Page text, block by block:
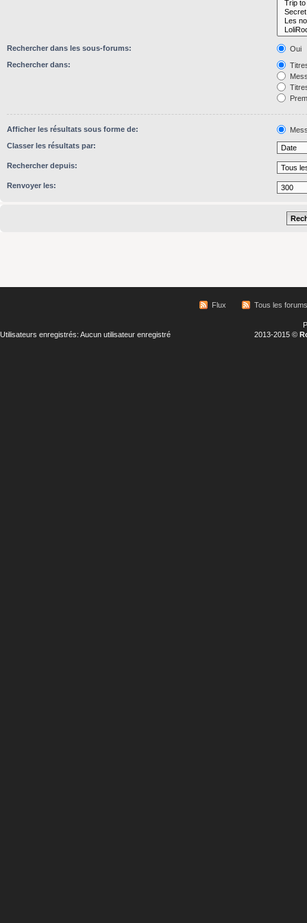
Rechercher dans les sous-forums:
Oui
Rechercher dans:
Afficher les résultats sous forme de:
Classer les résultats par:
Rechercher depuis:
Renvoyer les:
Flux Tous les forums
Utilisateurs enregistrés: Aucun utilisateur enregistré
2013-2015 ©